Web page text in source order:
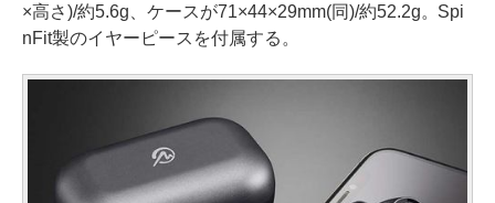
×高さ)/約5.6g、ケースが71×44×29mm(同)/約52.2g。Spi
nFit製のイヤーピースを付属する。